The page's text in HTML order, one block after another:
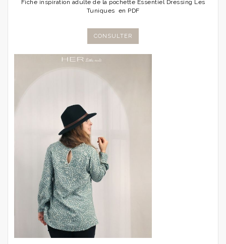
Fiche inspiration adulte de la pochette Essentiel Dressing Les
Tuniques en PDF
CONSULTER